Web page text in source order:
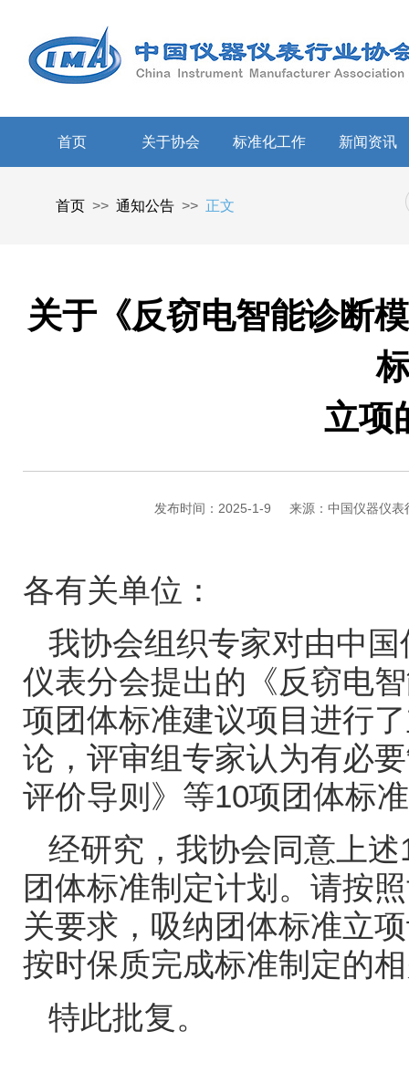
首页 关于协会 标准化工作 新闻资讯
首页 >> 通知公告 >> 正文
关于《反窃电智能诊断
立项
发布时间：2025-1-9 来源：中国仪器仪表
各有关单位：
我协会组织专家对由中
仪表分会提出的《反窃电
项团体标准建议项目进行
论，评审组专家认为有必
评价导则》等10项团体标
经研究，我协会同意上述
团体标准制定计划。请按
关要求，吸纳团体标准立
按时保质完成标准制定的
特此批复。